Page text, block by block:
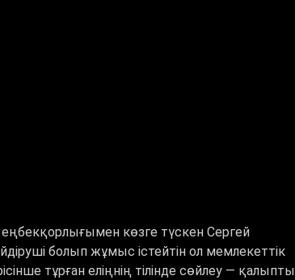
көзге түскен Сергей
болып жұмыс істейтін ол мемлекеттік
тұрған еліңнің тілінде сөйлеу — қалыпты